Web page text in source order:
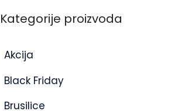
Kategorije proizvoda
Akcija
Black Friday
Brusilice